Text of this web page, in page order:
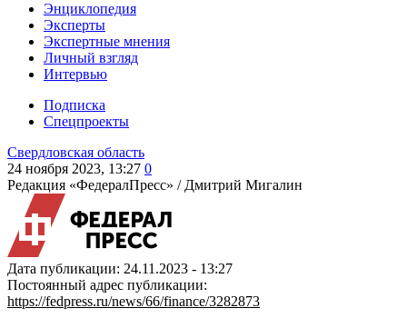
Энциклопедия
Эксперты
Экспертные мнения
Личный взгляд
Интервью
Подписка
Спецпроекты
Свердловская область
24 ноября 2023, 13:27 0
Редакция «ФедералПресс» / Дмитрий Мигалин
Дата публикации: 24.11.2023 - 13:27
Постоянный адрес публикации:
https://fedpress.ru/news/66/finance/3282873